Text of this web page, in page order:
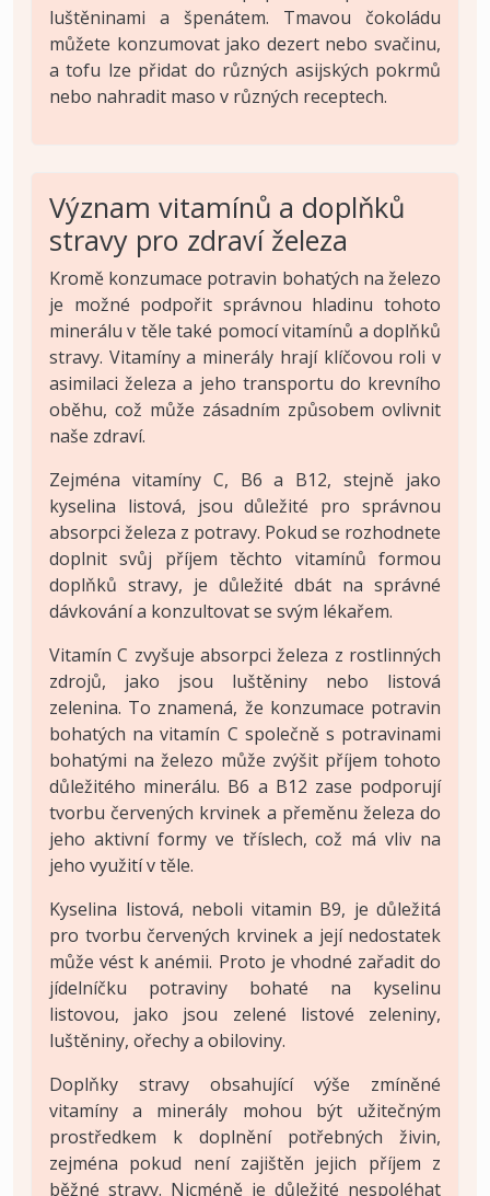
luštěninami a špenátem. Tmavou čokoládu
můžete konzumovat jako dezert nebo svačinu,
a tofu lze přidat do různých asijských pokrmů
nebo nahradit maso v různých receptech.
Význam vitamínů a doplňků
stravy pro zdraví železa
Kromě konzumace potravin bohatých na železo
je možné podpořit správnou hladinu tohoto
minerálu v těle také pomocí vitamínů a doplňků
stravy. Vitamíny a minerály hrají klíčovou roli v
asimilaci železa a jeho transportu do krevního
oběhu, což může zásadním způsobem ovlivnit
naše zdraví.
Zejména vitamíny C, B6 a B12, stejně jako
kyselina listová, jsou důležité pro správnou
absorpci železa z potravy. Pokud se rozhodnete
doplnit svůj příjem těchto vitamínů formou
doplňků stravy, je důležité dbát na správné
dávkování a konzultovat se svým lékařem.
Vitamín C zvyšuje absorpci železa z rostlinných
zdrojů, jako jsou luštěniny nebo listová
zelenina. To znamená, že konzumace potravin
bohatých na vitamín C společně s potravinami
bohatými na železo může zvýšit příjem tohoto
důležitého minerálu. B6 a B12 zase podporují
tvorbu červených krvinek a přeměnu železa do
jeho aktivní formy ve tříslech, což má vliv na
jeho využití v těle.
Kyselina listová, neboli vitamin B9, je důležitá
pro tvorbu červených krvinek a její nedostatek
může vést k anémii. Proto je vhodné zařadit do
jídelníčku potraviny bohaté na kyselinu
listovou, jako jsou zelené listové zeleniny,
luštěniny, ořechy a obiloviny.
Doplňky stravy obsahující výše zmíněné
vitamíny a minerály mohou být užitečným
prostředkem k doplnění potřebných živin,
zejména pokud není zajištěn jejich příjem z
běžné stravy. Nicméně je důležité nespoléhat